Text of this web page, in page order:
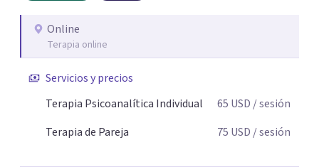
exploran las vivencias que aún condicionan el presente, se
les otorga un nuevo sentido y se transforma su impacto
claridad sobre sí mismos, reducen significativamente su
sufrimiento y alcanzan cambios profundos y duraderos en
Online
Terapia online
Servicios y precios
Terapia Psicoanalítica Individual
65 USD / sesión
Terapia de Pareja
75 USD / sesión